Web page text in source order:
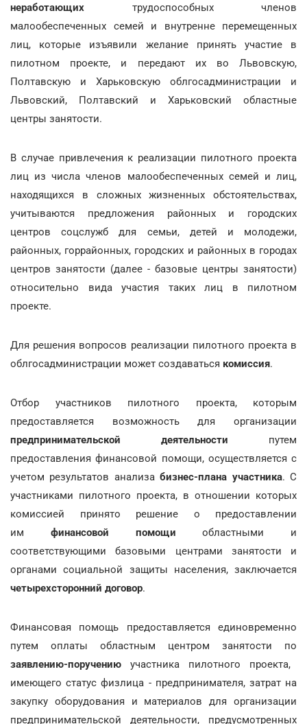
неработающих трудоспособных членов
малообеспеченных семей и внутренне перемещенных
лиц, которые изъявили желание принять участие в
пилотном проекте, и передают их во Львовскую,
Полтавскую и Харьковскую облгосадминистрации и
Львовский, Полтавский и Харьковский областные
центры занятости.
В случае привлечения к реализации пилотного проекта
лиц из числа членов малообеспеченных семей и лиц,
находящихся в сложных жизненных обстоятельствах,
учитываются предложения районных и городских
центров соцслужб для семьи, детей и молодежи,
районных, горрайонных, городских и районных в городах
центров занятости (далее - базовые центры занятости)
относительно вида участия таких лиц в пилотном
проекте.
Для решения вопросов реализации пилотного проекта в
облгосадминистрации может создаваться комиссия.
Отбор участников пилотного проекта, которым
предоставляется возможность для организации
предпринимательской деятельности путем
предоставления финансовой помощи, осуществляется с
учетом результатов анализабизнес-плана участника. С
участниками пилотного проекта, в отношении которых
комиссией принято решение о предоставлении
им финансовой помощи областными и
соответствующими базовыми центрами занятости и
органами социальной защиты населения, заключается
четырехсторонний договор.
Финансовая помощь предоставляется единовременно
путем оплаты областным центром занятости по
заявлению-поручению участника пилотного проекта,
имеющего статус физлица - предпринимателя, затрат на
закупку оборудования и материалов для организации
предпринимательской деятельности, предусмотренных